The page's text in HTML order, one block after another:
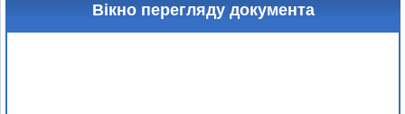
Вікно перегляду документа